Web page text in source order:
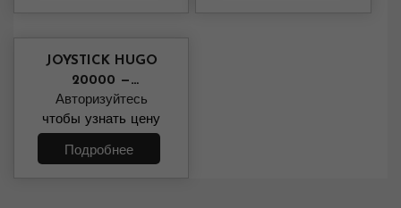
JOYSTICK HUGO
20000 —
Фруктовый Микс
Авторизуйтесь
чтобы узнать цену
Подробнее